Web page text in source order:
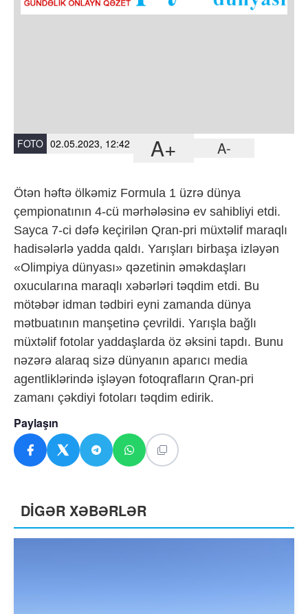
FOTO 02.05.2023, 12:42 A+ A-
Ötən həftə ölkəmiz Formula 1 üzrə dünya
çempionatının 4-cü mərhələsinə ev sahibliyi etdi.
Sayca 7-ci dəfə keçirilən Qran-pri müxtəlif maraqlı
hadisələrlə yadda qaldı. Yarışları birbaşa izləyən
«Olimpiya dünyası» qəzetinin əməkdaşları
oxucularına maraqlı xəbərləri təqdim etdi. Bu
mötəbər idman tədbiri eyni zamanda dünya
mətbuatının manşetinə çevrildi. Yarışla bağlı
müxtəlif fotolar yaddaşlarda öz əksini tapdı. Bunu
nəzərə alaraq sizə dünyanın aparıcı media
agentliklərində işləyən fotoqrafların Qran-pri
zamanı çəkdiyi fotoları təqdim edirik.
Paylaşın
DİGƏR XƏBƏRLƏR